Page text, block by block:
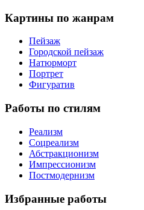
Картины по жанрам
Пейзаж
Городской пейзаж
Натюрморт
Портрет
Фигуратив
Работы по стилям
Реализм
Соцреализм
Абстракционизм
Импрессионизм
Постмодернизм
Избранные работы